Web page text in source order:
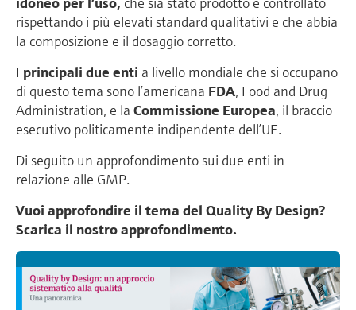
rispettando i più elevati standard qualitativi e che abbia
la composizione e il dosaggio corretto.
I principali due enti a livello mondiale che si occupano
di questo tema sono l’americana FDA, Food and Drug
Administration, e la Commissione Europea, il braccio
esecutivo politicamente indipendente dell’UE.
Di seguito un approfondimento sui due enti in
relazione alle GMP.
Vuoi approfondire il tema del Quality By Design?
Scarica il nostro approfondimento.